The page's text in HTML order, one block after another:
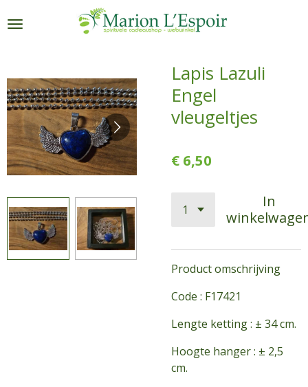
direct
hoofdinhoud
Lapis Lazuli
Engel
vleugeltjes
€ 6,50
In
Product omschrijving
Code : F17421
Lengte ketting : ± 34 cm.
Hoogte hanger : ± 2,5
cm.